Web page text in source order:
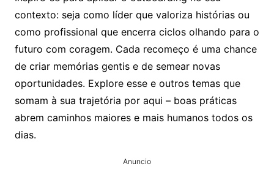
contexto: seja como líder que valoriza histórias ou
como profissional que encerra ciclos olhando para o
futuro com coragem. Cada recomeço é uma chance
de criar memórias gentis e de semear novas
oportunidades. Explore esse e outros temas que
somam à sua trajetória por aqui – boas práticas
abrem caminhos maiores e mais humanos todos os
dias.
Anuncio